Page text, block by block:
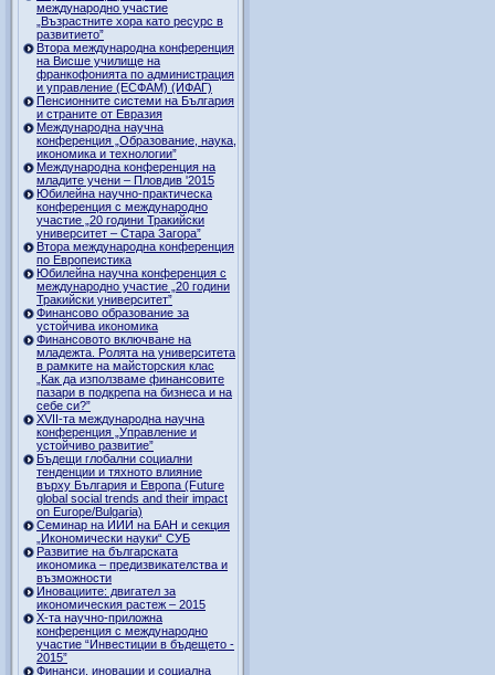
международно участие
„Възрастните хора като ресурс в
развитието”
Втора международна конференция
на Висше училище на
франкофонията по администрация
и управление (ЕСФАМ) (ИФАГ)
Пенсионните системи на България
и страните от Евразия
Международна научна
конференция „Образование, наука,
икономика и технологии”
Международна конференция на
младите учени – Пловдив '2015
Юбилейна научно-практическа
конференция с международно
участие „20 години Тракийски
университет – Стара Загора”
Втора международна конференция
по Европеистика
Юбилейна научна конференция с
международно участие „20 години
Тракийски университет”
Финансово образование за
устойчива икономика
Финансовото включване на
младежта. Ролята на университета
в рамките на майсторския клас
„Как да използваме финансовите
пазари в подкрепа на бизнеса и на
себе си?”
XVII-та международна научна
конференция „Управление и
устойчиво развитие”
Бъдещи глобални социални
тенденции и тяхното влияние
върху България и Европа (Future
global social trends and their impact
on Europe/Bulgaria)
Семинар на ИИИ на БАН и секция
„Икономически науки“ СУБ
Развитие на българската
икономика – предизвикателства и
възможности
Иновациите: двигател за
икономическия растеж – 2015
Х-та научно-приложна
конференция с международно
участие “Инвестиции в бъдещето -
2015”
Финанси, иновации и социална